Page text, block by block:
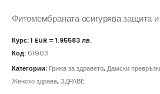
Фитомембраната осигурява защита
Курс: 1 EUR = 1.95583 лв.
Код: 61903
Категории: Грижа за здравето,Дамски
Женско здраве,ЗДРАВЕ